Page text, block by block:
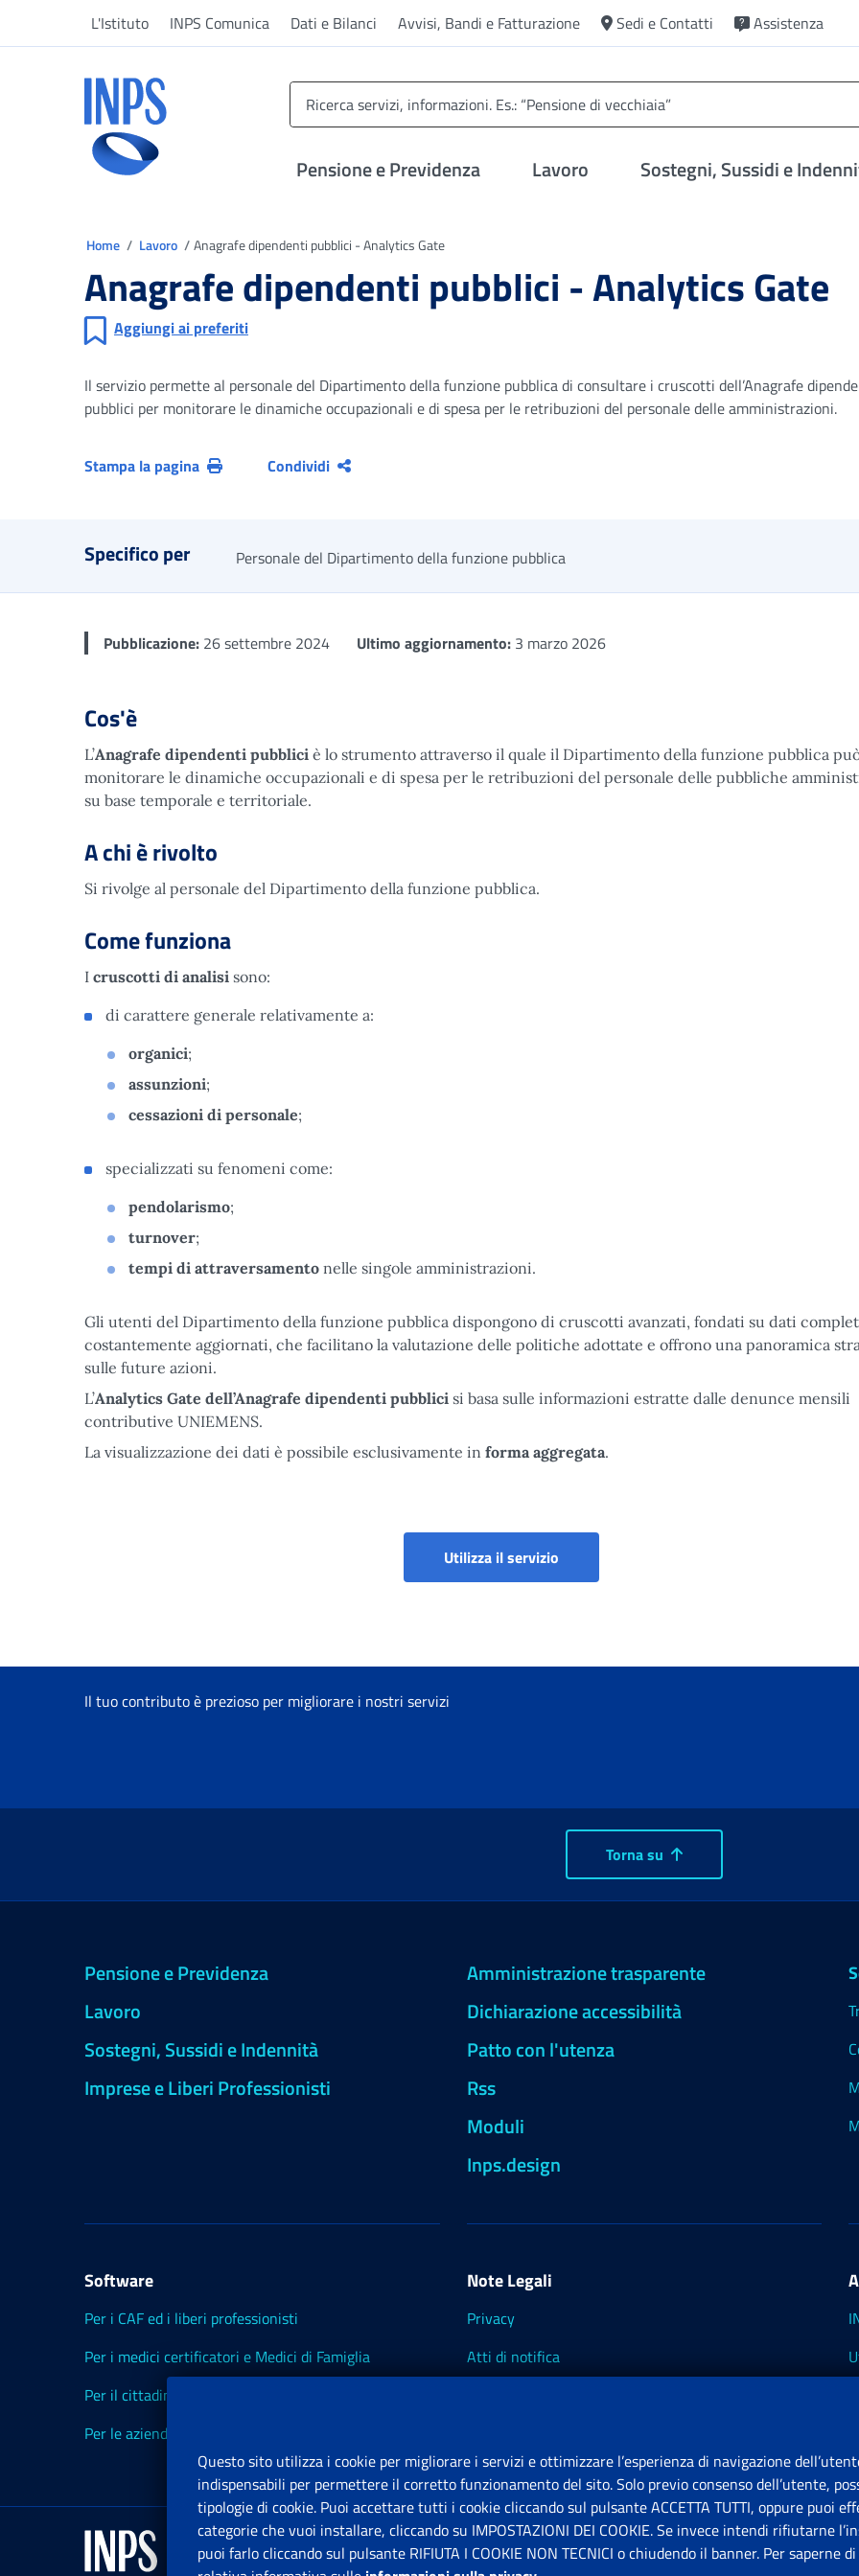
L'Istituto INPS Comunica Dati e Bilanci Avvisi, Bandi e Fatturazione Sedi e Contatti Assistenza
Pensione e Previdenza Lavoro Sostegni, Sussidi e
Home Lavoro Anagrafe dipendenti pubblici - Analytics Gate
Anagrafe dipendenti pubblici - Analytics Gate
Aggiungi ai preferiti
Il servizio permette al personale del Dipartimento della funzione pubblica di consultare i cruscotti dell’Anagrafe
pubblici per monitorare le dinamiche occupazionali e di spesa per le retribuzioni del personale delle amministrazioni.
Stampa la pagina Condividi
Specifico per Personale del Dipartimento della funzione pubblica
Pubblicazione: 26 settembre 2024 Ultimo aggiornamento: 3 marzo 2026
Cos'è
L’Anagrafe dipendenti pubblici è lo strumento attraverso il quale il Dipartimento della funzione pubblica
monitorare le dinamiche occupazionali e di spesa per le retribuzioni del personale delle pubbliche
su base temporale e territoriale.
A chi è rivolto
Si rivolge al personale del Dipartimento della funzione pubblica.
Come funziona
I cruscotti di analisi sono:
di carattere generale relativamente a:
organici;
assunzioni;
cessazioni di personale;
specializzati su fenomeni come:
pendolarismo;
turnover;
tempi di attraversamento nelle singole amministrazioni.
Gli utenti del Dipartimento della funzione pubblica dispongono di cruscotti avanzati, fondati su dati
costantemente aggiornati, che facilitano la valutazione delle politiche adottate e offrono una panoramica
sulle future azioni.
L’Analytics Gate dell’Anagrafe dipendenti pubblici si basa sulle informazioni estratte dalle denunce mensili
contributive UNIEMENS.
La visualizzazione dei dati è possibile esclusivamente in forma aggregata.
Utilizza il servizioAnagrafe Dipendenti Pubblici
Il tuo contributo è prezioso per migliorare i nostri servizi
Torna su
Pensione e Previdenza
Lavoro
Sostegni, Sussidi e Indennità
Imprese e Liberi Professionisti
Amministrazione trasparente
Dichiarazione accessibilità
Patto con l'utenza
Rss
Moduli
Inps.design
Software
Per i CAF ed i liberi professionisti
Per i medici certificatori e Medici di Famiglia
Per il cittadino
Per le aziende ed i Consulenti
Note Legali
Privacy
Atti di notifica
Questo sito utilizza i cookie per migliorare i servizi e ottimizzare l’esperienza di navigazione
indispensabili per permettere il corretto funzionamento del sito. Solo previo consenso dell’utente,
tipologie di cookie. Puoi accettare tutti i cookie cliccando sul pulsante ACCETTA TUTTI, oppure puoi
categorie che vuoi installare, cliccando su IMPOSTAZIONI DEI COOKIE. Se invece intendi rifiutarne
puoi farlo cliccando sul pulsante RIFIUTA I COOKIE NON TECNICI o chiudendo il banner. Per saperne